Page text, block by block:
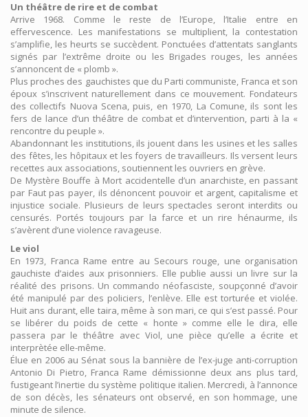
Un théâtre de rire et de combat
Arrive 1968. Comme le reste de l’Europe, l’Italie entre en
effervescence. Les manifestations se multiplient, la contestation
s’amplifie, les heurts se succèdent. Ponctuées d’attentats sanglants
signés par l’extrême droite ou les Brigades rouges, les années
s’annoncent de « plomb ».
Plus proches des gauchistes que du Parti communiste, Franca et son
époux s’inscrivent naturellement dans ce mouvement. Fondateurs
des collectifs Nuova Scena, puis, en 1970, La Comune, ils sont les
fers de lance d’un théâtre de combat et d’intervention, parti à la «
rencontre du peuple ».
Abandonnant les institutions, ils jouent dans les usines et les salles
des fêtes, les hôpitaux et les foyers de travailleurs. Ils versent leurs
recettes aux associations, soutiennent les ouvriers en grève.
De Mystère Bouffe à Mort accidentelle d’un anarchiste, en passant
par Faut pas payer, ils dénoncent pouvoir et argent, capitalisme et
injustice sociale. Plusieurs de leurs spectacles seront interdits ou
censurés. Portés toujours par la farce et un rire hénaurme, ils
s’avèrent d’une violence ravageuse.
Le viol
En 1973, Franca Rame entre au Secours rouge, une organisation
gauchiste d’aides aux prisonniers. Elle publie aussi un livre sur la
réalité des prisons. Un commando néofasciste, soupçonné d’avoir
été manipulé par des policiers, l’enlève. Elle est torturée et violée.
Huit ans durant, elle taira, même à son mari, ce qui s’est passé. Pour
se libérer du poids de cette « honte » comme elle le dira, elle
passera par le théâtre avec Viol, une pièce qu’elle a écrite et
interprètée elle-même.
Élue en 2006 au Sénat sous la bannière de l’ex-juge anti-corruption
Antonio Di Pietro, Franca Rame démissionne deux ans plus tard,
fustigeant l’inertie du système politique italien. Mercredi, à l’annonce
de son décès, les sénateurs ont observé, en son hommage, une
minute de silence.